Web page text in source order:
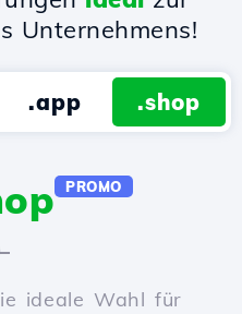
Unternehmens!
.app .shop
PROMO
ideale Wahl für